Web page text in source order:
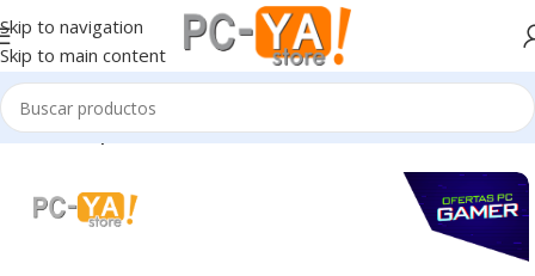
Skip to navigation
Skip to main content
Inicio Computadoras